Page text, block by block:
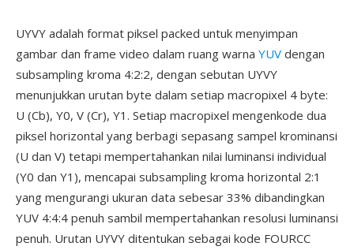
UYVY adalah format piksel packed untuk menyimpan
gambar dan frame video dalam ruang warna YUV dengan
subsampling kroma 4:2:2, dengan sebutan UYVY
menunjukkan urutan byte dalam setiap macropixel 4 byte:
U (Cb), Y0, V (Cr), Y1. Setiap macropixel mengenkode dua
piksel horizontal yang berbagi sepasang sampel krominansi
(U dan V) tetapi mempertahankan nilai luminansi individual
(Y0 dan Y1), mencapai subsampling kroma horizontal 2:1
yang mengurangi ukuran data sebesar 33% dibandingkan
YUV 4:4:4 penuh sambil mempertahankan resolusi luminansi
penuh. Urutan UYVY ditentukan sebagai kode FOURCC